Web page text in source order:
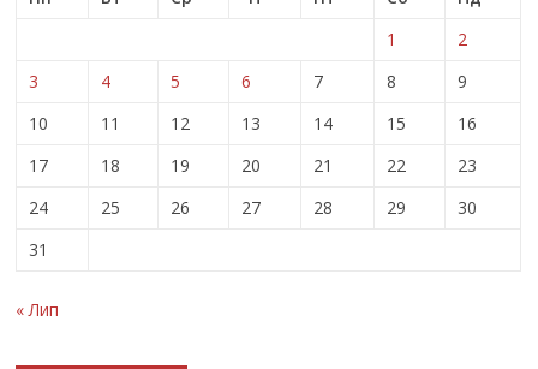
1
2
3
4 5 6 7 8
9
10
11 12 13 14 15
16
17
18 19 20 21 22
23
24
25 26 27 28 29
30
31
« Лип